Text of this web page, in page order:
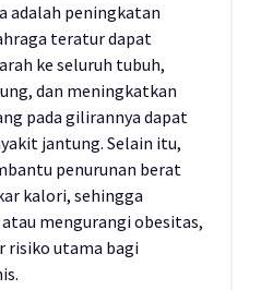
adalah peningkatan
teratur dapat
ke seluruh tubuh,
dan meningkatkan
pada gilirannya dapat
jantung. Selain itu,
penurunan berat
kalori, sehingga
mengurangi obesitas,
risiko utama bagi